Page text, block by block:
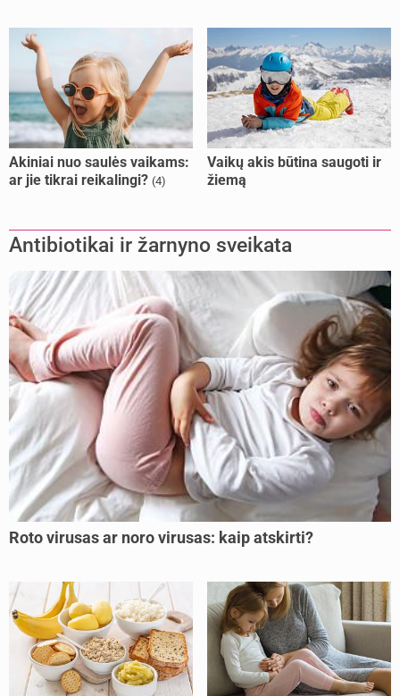
Akiniai nuo saulės vaikams:
ar jie tikrai reikalingi? (4)
Vaikų akis būtina saugoti ir
žiemą
Antibiotikai ir žarnyno sveikata
Roto virusas ar noro virusas: kaip atskirti?